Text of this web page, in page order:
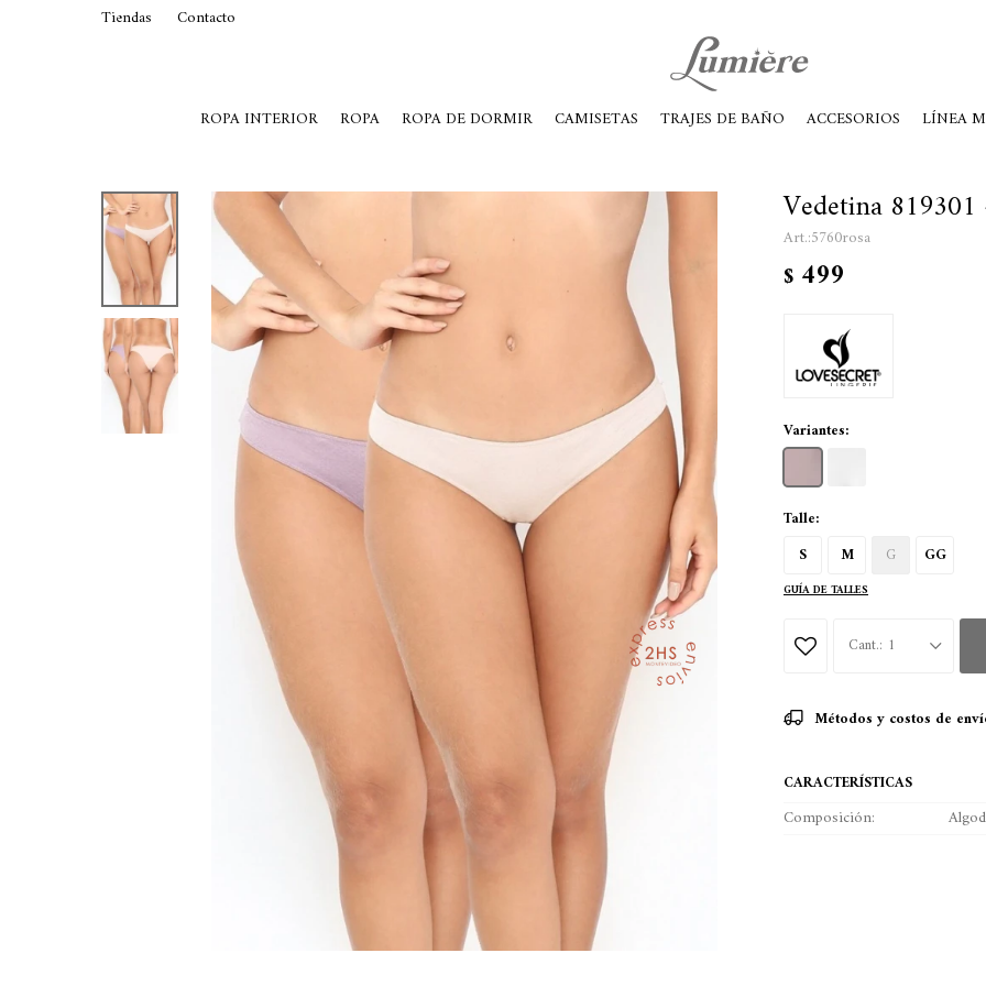
ROPA INTERIOR ROPA ROPA DE DORMIR CAMISETAS TRAJES DE BAÑO ACCESORIOS LÍNEA
Tiendas Contacto
Vedetina 819301
5760rosa
$ 499
Variantes:
Talle:
S
M G GG
GUÍA DE TALLES
1
Métodos y costos de
CARACTERÍSTICAS
Composición